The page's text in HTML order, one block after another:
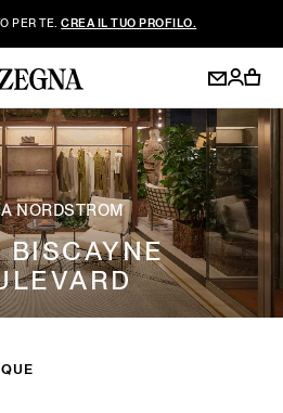
PER TE.CREA IL TUO PROFILO.
NORDSTROM
BISCAYNE